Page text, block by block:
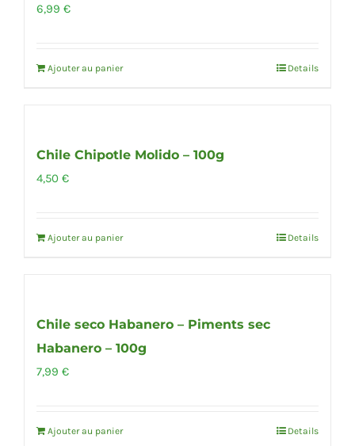
6,99 €
Ajouter au panier Details
Chile Chipotle Molido – 100g
4,50 €
Ajouter au panier Details
Chile seco Habanero – Piments sec
Habanero – 100g
7,99 €
Ajouter au panier Details